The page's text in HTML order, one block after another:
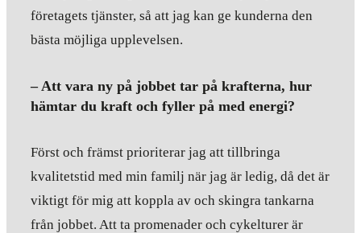
företagets tjänster, så att jag kan ge kunderna den
bästa möjliga upplevelsen.
– Att vara ny på jobbet tar på krafterna, hur
hämtar du kraft och fyller på med energi?
Först och främst prioriterar jag att tillbringa
kvalitetstid med min familj när jag är ledig, då det är
viktigt för mig att koppla av och skingra tankarna
från jobbet. Att ta promenader och cykelturer är